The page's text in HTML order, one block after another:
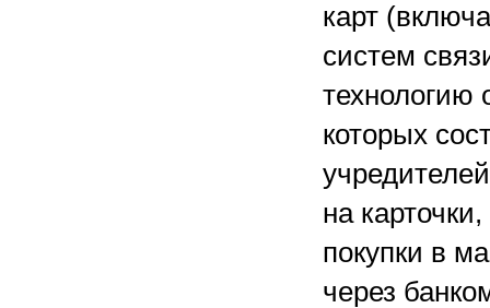
карт
систем
технологию
которых
на
покупки в
через